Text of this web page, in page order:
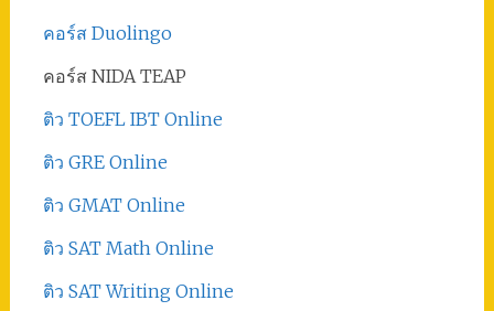
คอร์ส Duolingo
คอร์ส NIDA TEAP
ติว TOEFL IBT Online
ติว GRE Online
ติว GMAT Online
ติว SAT Math Online
ติว SAT Writing Online